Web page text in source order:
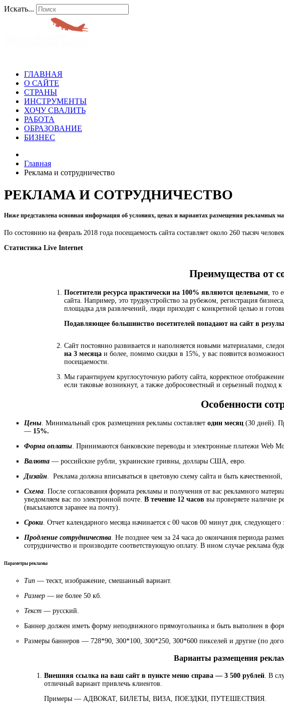
Искать...
ГЛАВНАЯ
О САЙТЕ
СТРАНЫ
ИНСТРУМЕНТЫ
ХОЧУ СВАЛИТЬ
РАБОТА
ОБРАЗОВАНИЕ
БИЗНЕС
Главная
Реклама и сотрудничество
РЕКЛАМА И СОТРУДНИЧЕСТВО
Ниже представлена основная информация об условиях, ценах и вариантах размещения рекламных
По состоянию на февраль 2018 года посещаемость сайта составляет около 260 тысяч
Статистика Live Internet
Преимущества от
Посетители ресурса практически на 100% являются целевыми, то
сайта. Например, это трудоустройство за рубежом, регистрация
площадка для развлечений, люди приходят с конкретной целью и
Подавляющее большинство посетителей попадают на сайт в
Сайт постоянно развивается и наполняется новыми материалами,
на 3 месяца и более, помимо скидки в 15%, у вас появится
посещаемости.
Мы гарантируем круглосуточную работу сайта, корректное
если таковые возникнут, а также добросовестный и серьезный подход к
Особенности
Цены. Минимальный срок размещения рекламы составляет один месяц (30 дней).
— 15%.
Форма оплаты. Принимаются банковские переводы и электронные платежи Web
Валюта — российские рубли, украинские гривны, доллары США, евро.
Дизайн. Реклама должна вписываться в цветовую схему сайта и быть
Схема. После согласования формата рекламы и получения от вас рекламного
уведомляем вас по электронной почте. В течение 12 часов вы проверяете наличие
(высылаются заранее на почту).
Сроки. Отчет календарного месяца начинается с 00 часов 00 минут дня,
Продление сотрудничества. Не позднее чем за 24 часа до окончания периода
сотрудничество и производите соответствующую оплату. В ином случае реклама
Параметры рекламы
Тип — тескт, изображение, смешанный вариант.
Размер — не более 50 кб.
Текст — русский.
Баннер должен иметь форму неподвижного прямоугольника и быть выполнен в
Размеры баннеров — 728*90, 300*100, 300*250, 300*600 пикселей и другие (по
Варианты размещения
Внешняя ссылка на ваш сайт в пункте меню справа — 3 500 рублей . В
отличный вариант привлечь клиентов.
Примеры — АДВОКАТ, БИЛЕТЫ, ВИЗА, ПОЕЗДКИ, ПУТЕШЕСТВИЯ.